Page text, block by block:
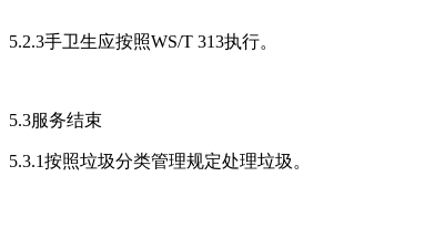
5.2.3手卫生应按照WS/T 313执行。
5.3服务结束
5.3.1按照垃圾分类管理规定处理垃圾。